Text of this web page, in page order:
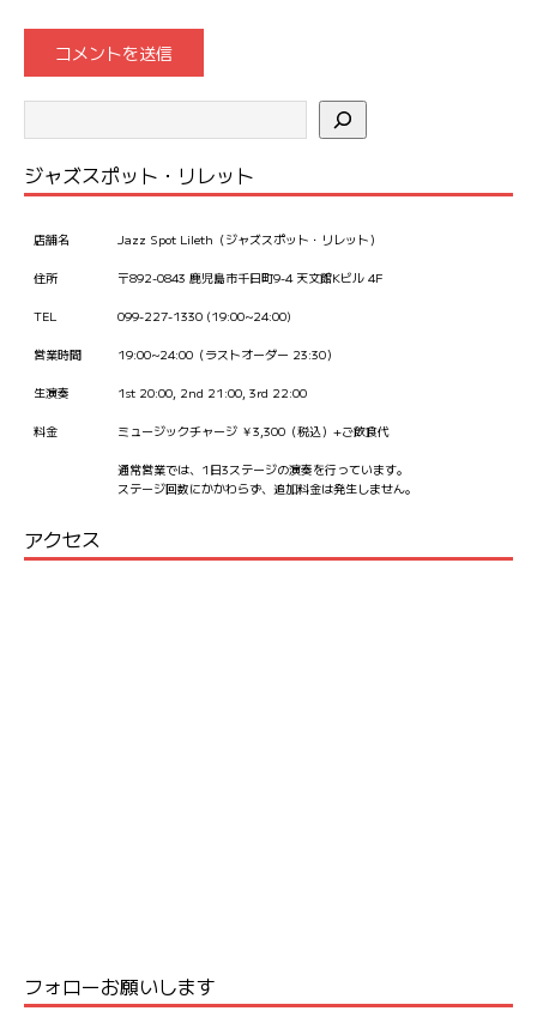
ジャズスポット・リレット
店舗名 Jazz Spot Lileth（ジャズスポット・リレット）
住所 〒892-0843 鹿児島市千日町9-4 天文館Kビル 4F
TEL 099-227-1330 (19:00~24:00)
営業時間 19:00~24:00（ラストオーダー 23:30）
生演奏 1st 20:00, 2nd 21:00, 3rd 22:00
料金 ミュージックチャージ ￥3,300（税込）+ご飲食代
通常営業では、1日3ステージの演奏を行っています。
ステージ回数にかかわらず、追加料金は発生しません。
アクセス
フォローお願いします